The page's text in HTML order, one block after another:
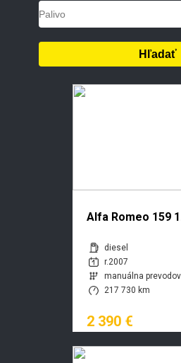
Alfa Romeo 159
diesel
r.2007
manuálna
217 730 km
2 390 €